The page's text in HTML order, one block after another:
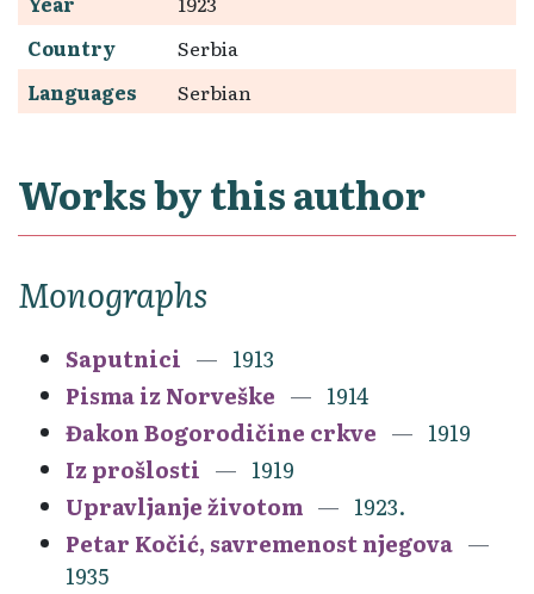
Country
Serbia
Languages
Serbian
Works by this author
Monographs
Saputnici
1913
Pisma iz Norveške
1914
Đakon Bogorodičine crkve
1919
Iz prošlosti
1919
Upravljanje životom
1923.
Petar Kočić, savremenost njegova
1935